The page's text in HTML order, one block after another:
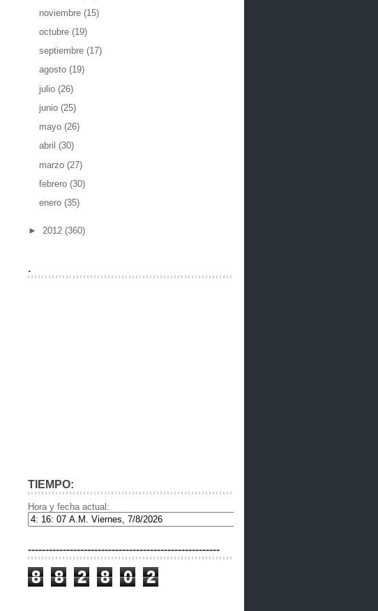
noviembre (15)
octubre (19)
septiembre (17)
agosto (19)
julio (26)
junio (25)
mayo (26)
abril (30)
marzo (27)
febrero (30)
enero (35)
► 2012 (360)
.
TIEMPO:
Hora y fecha actual:
-------------------------------------------------------
8 8 2 8 0 2